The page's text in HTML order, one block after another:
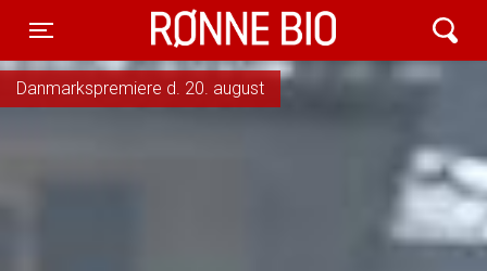
Toggle navigation
Rønne Bio
Danmarkspremiere d. 20. august